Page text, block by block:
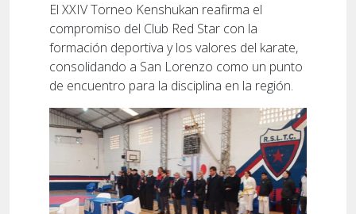
El XXIV Torneo Kenshukan reafirma el
compromiso del Club Red Star con la
formación deportiva y los valores del karate,
consolidando a San Lorenzo como un punto
de encuentro para la disciplina en la región.